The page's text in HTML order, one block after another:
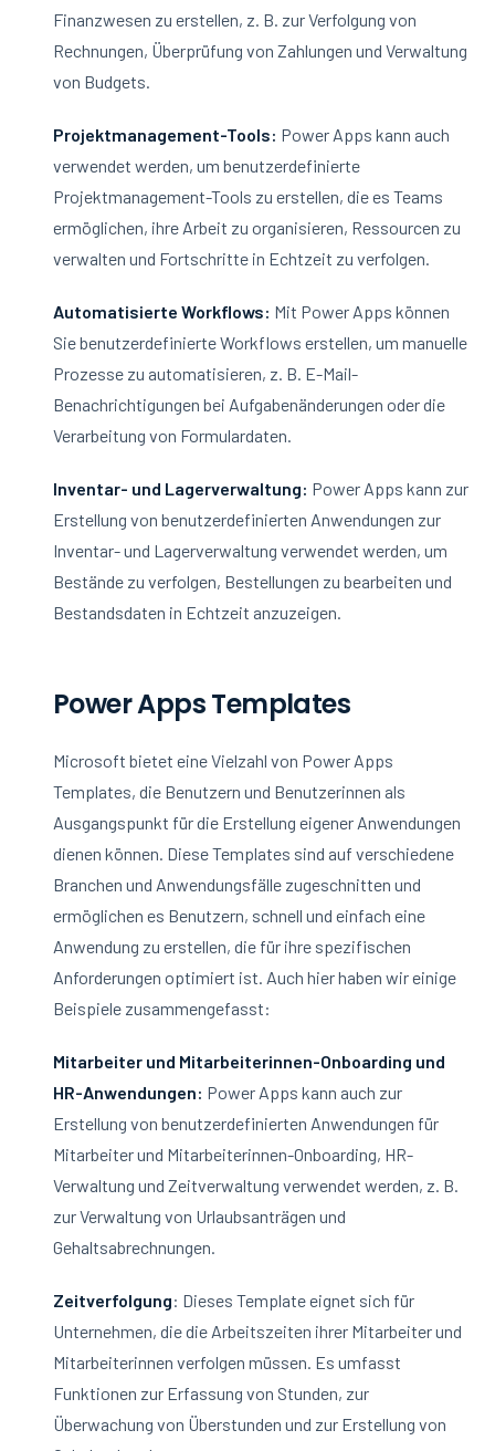
Finanzwesen zu erstellen, z. B. zur Verfolgung von
Rechnungen, Überprüfung von Zahlungen und Verwaltung
von Budgets.
Projektmanagement-Tools: Power Apps kann auch
verwendet werden, um benutzerdefinierte
Projektmanagement-Tools zu erstellen, die es Teams
ermöglichen, ihre Arbeit zu organisieren, Ressourcen zu
verwalten und Fortschritte in Echtzeit zu verfolgen.
Automatisierte Workflows: Mit Power Apps können
Sie benutzerdefinierte Workflows erstellen, um manuelle
Prozesse zu automatisieren, z. B. E-Mail-
Benachrichtigungen bei Aufgabenänderungen oder die
Verarbeitung von Formulardaten.
Inventar- und Lagerverwaltung: Power Apps kann zur
Erstellung von benutzerdefinierten Anwendungen zur
Inventar- und Lagerverwaltung verwendet werden, um
Bestände zu verfolgen, Bestellungen zu bearbeiten und
Bestandsdaten in Echtzeit anzuzeigen.
Power Apps Templates
Microsoft bietet eine Vielzahl von Power Apps
Templates, die Benutzern und Benutzerinnen als
Ausgangspunkt für die Erstellung eigener Anwendungen
dienen können. Diese Templates sind auf verschiedene
Branchen und Anwendungsfälle zugeschnitten und
ermöglichen es Benutzern, schnell und einfach eine
Anwendung zu erstellen, die für ihre spezifischen
Anforderungen optimiert ist. Auch hier haben wir einige
Beispiele zusammengefasst:
Mitarbeiter und Mitarbeiterinnen-Onboarding und
HR-Anwendungen: Power Apps kann auch zur
Erstellung von benutzerdefinierten Anwendungen für
Mitarbeiter und Mitarbeiterinnen-Onboarding, HR-
Verwaltung und Zeitverwaltung verwendet werden, z. B.
zur Verwaltung von Urlaubsanträgen und
Gehaltsabrechnungen.
Zeitverfolgung: Dieses Template eignet sich für
Unternehmen, die die Arbeitszeiten ihrer Mitarbeiter und
Mitarbeiterinnen verfolgen müssen. Es umfasst
Funktionen zur Erfassung von Stunden, zur
Überwachung von Überstunden und zur Erstellung von